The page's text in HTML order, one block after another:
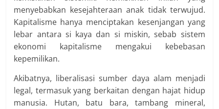
menyebabkan kesejahteraan anak tidak terwujud.
Kapitalisme hanya menciptakan kesenjangan yang
lebar antara si kaya dan si miskin, sebab sistem
ekonomi kapitalisme mengakui kebebasan
kepemilikan.
Akibatnya, liberalisasi sumber daya alam menjadi
legal, termasuk yang berkaitan dengan hajat hidup
manusia. Hutan, batu bara, tambang mineral,